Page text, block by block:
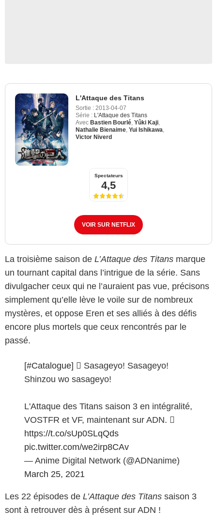
L'Attaque des Titans
Sortie : 2013-04-07
Série : L'Attaque des Titans
Avec Bastien Bourlé Yûki Kaji
Nathalie Bienaime Yui Ishikawa
Victor Niverd
Spectateurs
4,5
VOIR SUR NETFLIX
La troisième saison de L’Attaque des Titans marque
un tournant capital dans l’intrigue de la série. Sans
divulgacher ceux qui ne l’auraient pas vue, précisons
simplement qu’elle lève le voile sur de nombreux
mystères, et oppose Eren et ses alliés à des défis
encore plus mortels que ceux rencontrés par le
passé.
[#Catalogue] ️ Sasageyo! Sasageyo!
Shinzou wo sasageyo!
L'Attaque des Titans saison 3 en intégralité,
VOSTFR et VF, maintenant sur ADN. 
https://t.co/sUp0SLqQds
pic.twitter.com/we2irp8CAv
— Anime Digital Network (@ADNanime)
March 25, 2021
Les 22 épisodes de L’Attaque des Titans saison 3
sont à retrouver dès à présent sur ADN !